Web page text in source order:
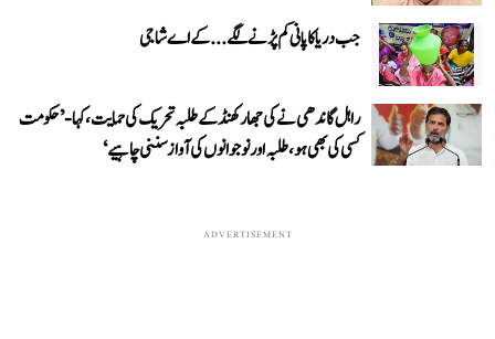
جب دریا کا پانی کم پڑنے لگے...کے اے شاجی
راہل گاندھی نے کی جھارکھنڈ کے طلبہ تحریک کی حمایت، کہا- ’حکومت
کسی کی بھی ہو، طلبہ اور نوجوانوں کی آواز سننی چاہیے‘
ADVERTISEMENT